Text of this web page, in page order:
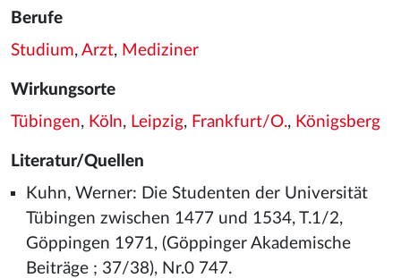
Berufe
Studium, Arzt, Mediziner
Wirkungsorte
Tübingen, Köln, Leipzig, Frankfurt/O., Königsberg
Literatur/Quellen
Kuhn, Werner: Die Studenten der Universität
Tübingen zwischen 1477 und 1534, T.1/2,
Göppingen 1971, (Göppinger Akademische
Beiträge ; 37/38), Nr.0 747.